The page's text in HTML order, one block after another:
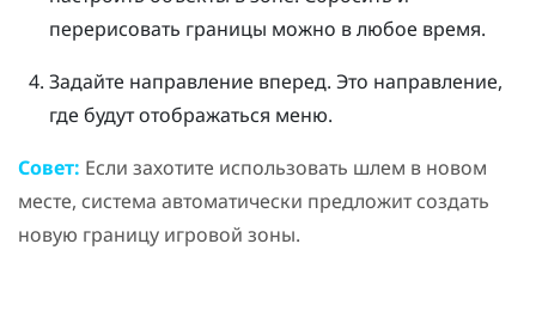
перерисовать границы можно в любое время.
Задайте направление вперед. Это направление,
где будут отображаться меню.
Совет: Если захотите использовать шлем в новом
месте, система автоматически предложит создать
новую границу игровой зоны.